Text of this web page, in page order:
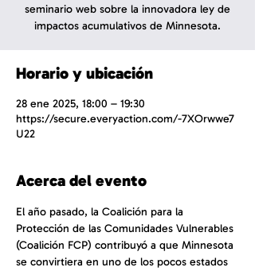
seminario web sobre la innovadora ley de
impactos acumulativos de Minnesota.
Horario y ubicación
28 ene 2025, 18:00 – 19:30
https://secure.everyaction.com/-7XOrwwe7
U22
Acerca del evento
El año pasado, la Coalición para la
Protección de las Comunidades Vulnerables
(Coalición FCP) contribuyó a que Minnesota
se convirtiera en uno de los pocos estados